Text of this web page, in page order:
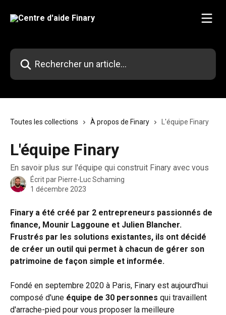
Rechercher un article...
Toutes les collections À propos de Finary L'équipe Finary
L'équipe Finary
En savoir plus sur l'équipe qui construit Finary avec vous
Écrit par Pierre-Luc Schaming
1 décembre 2023
Finary a été créé par 2 entrepreneurs passionnés de
finance, Mounir Laggoune et Julien Blancher.
Frustrés par les solutions existantes, ils ont décidé
de créer un outil qui permet à chacun de gérer son
patrimoine de façon simple et informée.
Fondé en septembre 2020 à Paris, Finary est aujourd'hui
composé d'une équipe de 30 personnes qui travaillent
d'arrache-pied pour vous proposer la meilleure